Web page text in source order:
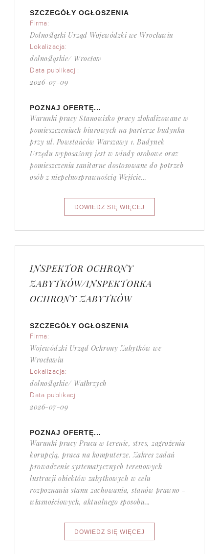
SZCZEGÓŁY OGŁOSZENIA
Firma:
Dolnośląski Urząd Wojewódzki we Wrocławiu
Lokalizacja:
dolnośląskie/ Wrocław
Data publikacji:
2026-07-09
POZNAJ OFERTĘ...
Warunki pracy Stanowisko pracy zlokalizowane w
pomieszczeniach biurowych na parterze budynku
przy ul. Powstańców Warszawy 1. Budynek
Urzędu wyposażony jest w windy osobowe oraz
pomieszczenia sanitarne dostosowane do potrzeb
osób z niepełnosprawnością Wejście...
INSPEKTOR OCHRONY
ZABYTKÓW/INSPEKTORKA
OCHRONY ZABYTKÓW
SZCZEGÓŁY OGŁOSZENIA
Firma:
Wojewódzki Urząd Ochrony Zabytków we
Wrocławiu
Lokalizacja:
dolnośląskie/ Wałbrzych
Data publikacji:
2026-07-09
POZNAJ OFERTĘ...
Warunki pracy Praca w terenie, stres, zagrożenia
korupcją, praca na komputerze. Zakres zadań
prowadzenie systematycznych terenowych
lustracji obiektów zabytkowych w celu
rozpoznania stanu zachowania, stanów prawno -
własnościowych, aktualnego sposobu...